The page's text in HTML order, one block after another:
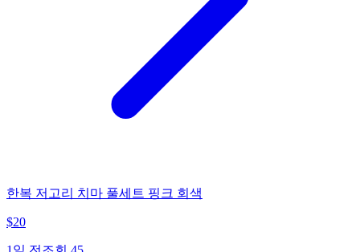
한복 저고리 치마 풀세트 핑크 회색
$20